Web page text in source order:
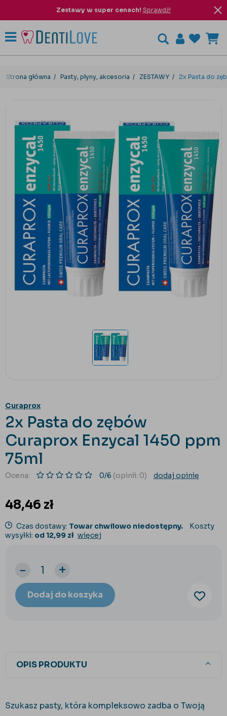
Zestawy w super cenach! Sprawdź!
Strona główna Pasty, płyny, akcesoria ZESTAWY 2x Pasta do
Curaprox
2x Pasta do zębów
Curaprox Enzycal 1450 ppm
75ml
Ocena: 0/6 (opinii: 0) dodaj opinię
48,46 zł
Czas dostawy: Towar chwilowo niedostępny.
Koszty
wysyłki: od 12,99 zł więcej
- +
Dodaj do koszyka
OPIS PRODUKTU
Szukasz pasty, która kompleksowo zadba o Twoją